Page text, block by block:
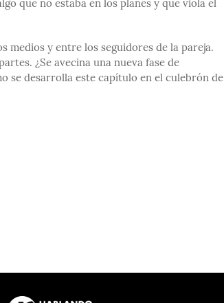
que no estaba en los planes y que viola el
medios y entre los seguidores de la pareja.
¿Se avecina una nueva fase de
se desarrolla este capítulo en el culebrón de